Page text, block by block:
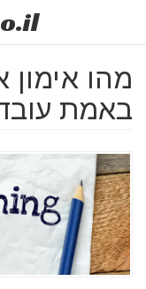
מהו אימון
באמת